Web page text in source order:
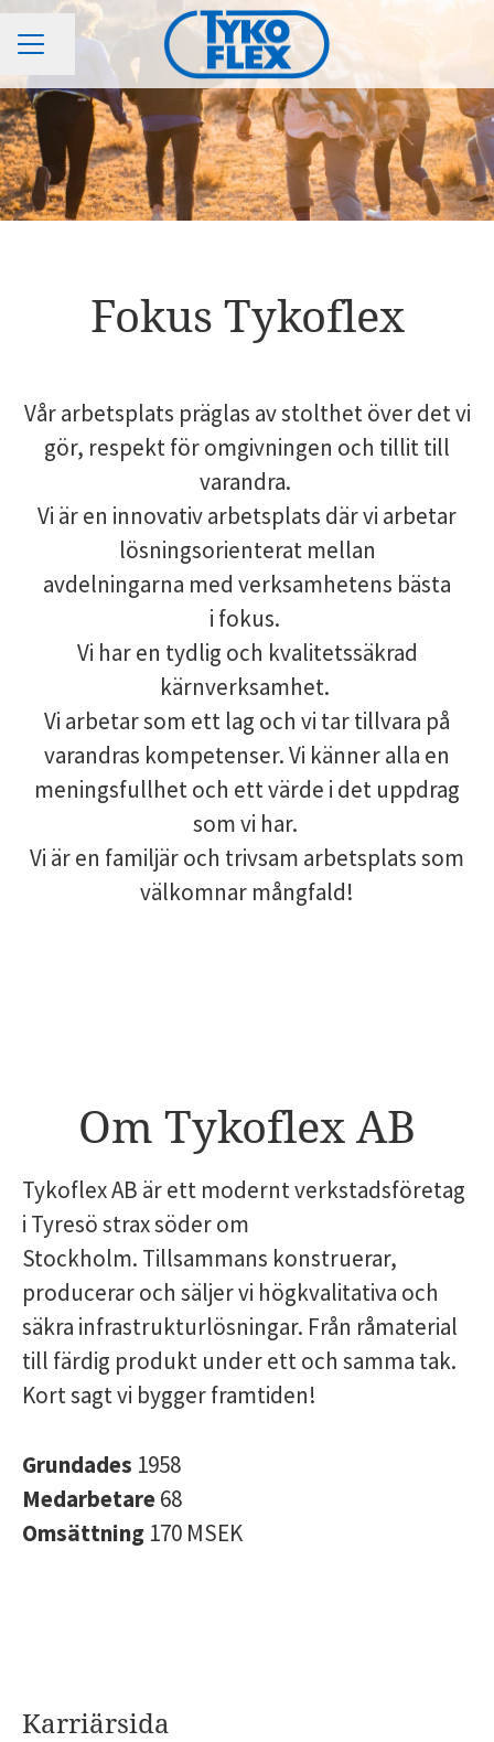
KARRIÄRMENY
Dela sidan
Fokus Tykoflex
Vår arbetsplats präglas av stolthet över det vi
gör, respekt för omgivningen och tillit till
varandra.
Vi är en innovativ arbetsplats där vi arbetar
lösningsorienterat mellan
avdelningarna med verksamhetens bästa
i fokus.
Vi har en tydlig och kvalitetssäkrad
kärnverksamhet.
Vi arbetar som ett lag och vi tar tillvara på
varandras kompetenser. Vi känner alla en
meningsfullhet och ett värde i det uppdrag
som vi har.
Vi är en familjär och trivsam arbetsplats som
välkomnar mångfald!
Om Tykoflex AB
Tykoflex AB är ett modernt verkstadsföretag
i Tyresö strax söder om
Stockholm. Tillsammans konstruerar,
producerar och säljer vi högkvalitativa och
säkra infrastrukturlösningar. Från råmaterial
till färdig produkt under ett och samma tak.
Kort sagt vi bygger framtiden!
Grundades 1958
Medarbetare68
Omsättning 170 MSEK
Karriärsida